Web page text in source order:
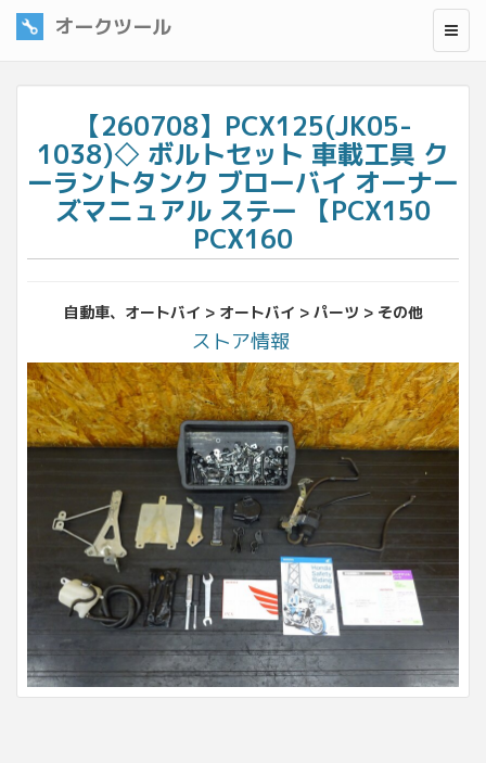
オークツール
【260708】PCX125(JK05-
1038)◇ ボルトセット 車載工具 ク
ーラントタンク ブローバイ オーナー
ズマニュアル ステー 【PCX150
PCX160
自動車、オートバイ > オートバイ > パーツ > その他
ストア情報